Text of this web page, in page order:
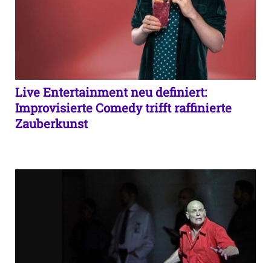
Live Entertainment neu definiert:
Improvisierte Comedy trifft raffinierte
Zauberkunst